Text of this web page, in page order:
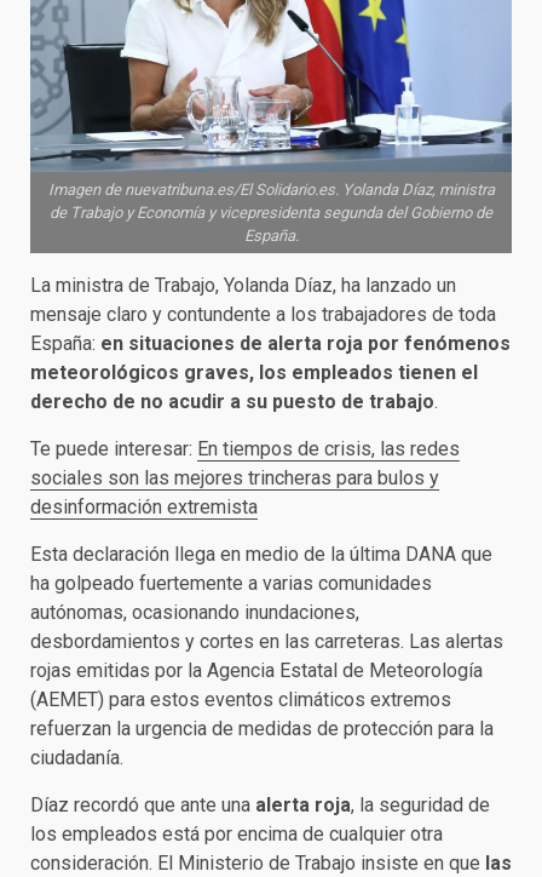
Imagen de nuevatribuna.es/El Solidario.es. Yolanda Díaz, ministra
de Trabajo y Economía y vicepresidenta segunda del Gobierno de
España.
La ministra de Trabajo, Yolanda Díaz, ha lanzado un
mensaje claro y contundente a los trabajadores de toda
España: en situaciones de alerta roja por fenómenos
meteorológicos graves, los empleados tienen el
derecho de no acudir a su puesto de trabajo.
Te puede interesar: En tiempos de crisis, las redes
sociales son las mejores trincheras para bulos y
desinformación extremista
Esta declaración llega en medio de la última DANA que
ha golpeado fuertemente a varias comunidades
autónomas, ocasionando inundaciones,
desbordamientos y cortes en las carreteras. Las alertas
rojas emitidas por la Agencia Estatal de Meteorología
(AEMET) para estos eventos climáticos extremos
refuerzan la urgencia de medidas de protección para la
ciudadanía.
Díaz recordó que ante una alerta roja, la seguridad de
los empleados está por encima de cualquier otra
consideración. El Ministerio de Trabajo insiste en que las